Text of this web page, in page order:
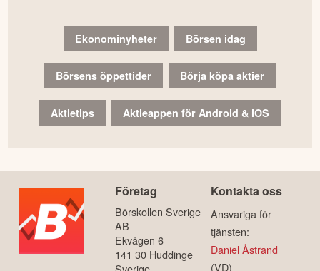
Ekonominyheter Börsen idag
Börsens öppettider Börja köpa aktier
Aktietips Aktieappen för Android & iOS
Företag
Börskollen Sverige
AB
Ekvägen 6
141 30 Huddinge
Kontakta oss
Ansvariga för
tjänsten:
Daniel Åstrand
(VD)